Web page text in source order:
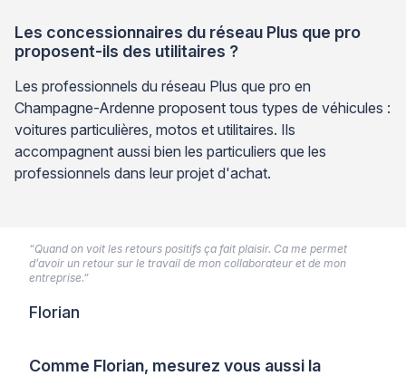
Les concessionnaires du réseau Plus que pro
proposent-ils des utilitaires ?
Les professionnels du réseau Plus que pro en
Champagne-Ardenne proposent tous types de véhicules :
voitures particulières, motos et utilitaires. Ils
accompagnent aussi bien les particuliers que les
professionnels dans leur projet d'achat.
Comme Florian, mesurez vous aussi la
“Quand on voit les retours positifs ça fait plaisir. Ca me permet
d’avoir un retour sur le travail de mon collaborateur et de mon
entreprise.”
Florian